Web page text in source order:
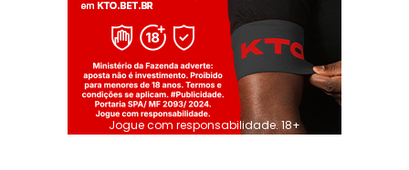
Jogue com responsabilidade. 18+